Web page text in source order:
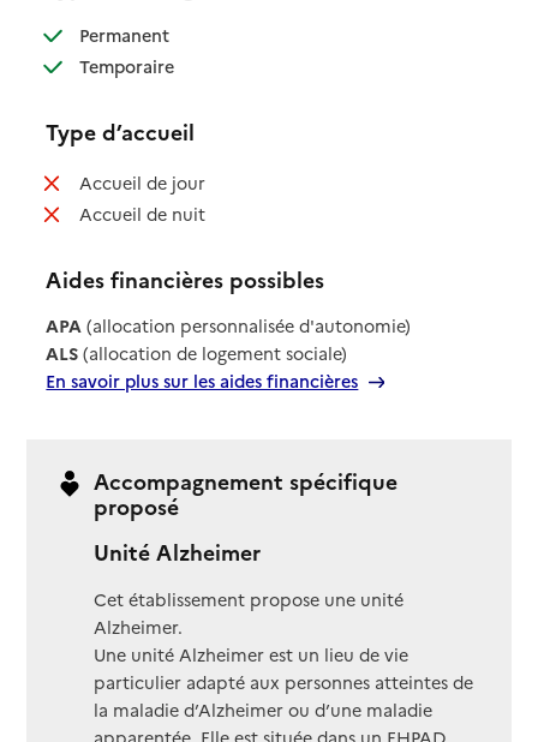
Permanent: disponible
Temporaire: disponible
Type d’accueil
Accueil de jour: non disponible
Accueil de nuit: non disponible
Aides financières possibles
APA (allocation personnalisée d'autonomie)
ALS (allocation de logement sociale)
En savoir plus sur les aides financières
Accompagnement spécifique
proposé
Unité Alzheimer
Cet établissement propose une unité
Alzheimer.
Une unité Alzheimer est un lieu de vie
particulier adapté aux personnes atteintes de
la maladie d’Alzheimer ou d’une maladie